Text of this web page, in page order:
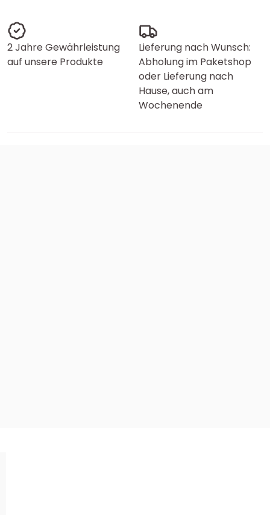
2 Jahre Gewährleistung
auf unsere Produkte
Lieferung nach Wunsch:
Abholung im Paketshop
oder Lieferung nach
Hause, auch am
Wochenende